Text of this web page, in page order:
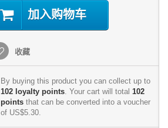
加入购物车
收藏
By buying this product you can collect up to
102loyalty points. Your cart will total 102
pointsthat can be converted into a voucher
of US$5.30.